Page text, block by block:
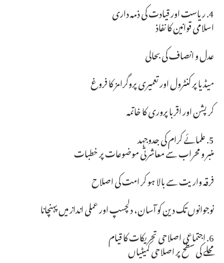
4. ریاست اور قیادت کی ذمہ داری
اسلامی قوانین کا نفاذ
عدل و انصاف کی بحالی
میڈیا پر کنٹرول اور تعمیری پروگرامز کا فروغ
کرپشن اور اقربا پروری کا خاتمہ
5. علمائے کرام کی جدوجہد
منبر و محراب سے معاشرتی موضوعات پر خطبات
فرقہ واریت سے بالا ہو کر امت کی اصلاح
نوجوانوں تک دین کو آسان، دلچسپ اور عملی انداز میں پہنچانا
6. اجتماعی اصلاحی تحریکات کا قیام
محلے کی سطح پر اصلاحی کمیٹیاں